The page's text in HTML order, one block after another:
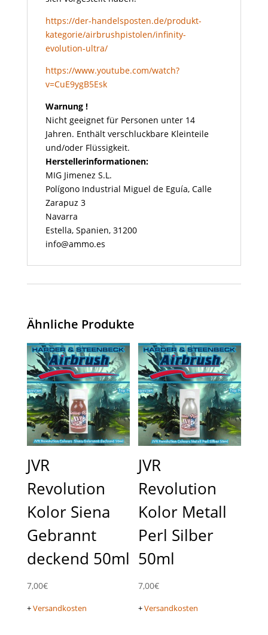
https://der-handelsposten.de/produkt-
kategorie/airbrushpistolen/infinity-
evolution-ultra/
https://www.youtube.com/watch?
v=CuE9ygB5Esk
Warnung !
Nicht geeignet für Personen unter 14
Jahren. Enthält verschluckbare Kleinteile
und/oder Flüssigkeit.
Herstellerinformationen:
MIG Jimenez S.L.
Polígono Industrial Miguel de Eguía, Calle
Zarapuz 3
Navarra
Estella, Spanien, 31200
info@ammo.es
Ähnliche Produkte
JVR
Revolution
Kolor Siena
Gebrannt
deckend 50ml
7,00€
+Versandkosten
JVR
Revolution
Kolor Metall
Perl Silber
50ml
7,00€
+Versandkosten